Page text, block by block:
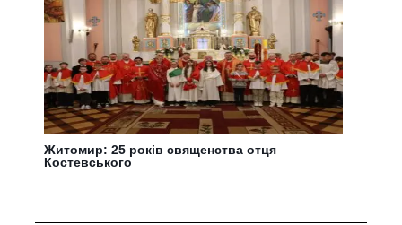
Житомир: 25 років священства отця
Костевського